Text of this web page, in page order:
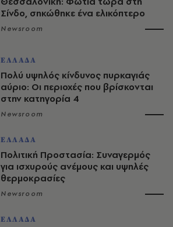
Σίνδο, σηκώθηκε ένα ελικόπτερο
Newsroom
ΕΛΛΑΔΑ
Πολύ υψηλός κίνδυνος πυρκαγιάς
αύριο: Οι περιοχές που βρίσκονται
στην κατηγορία 4
Newsroom
ΕΛΛΑΔΑ
Πολιτική Προστασία: Συναγερμός
για ισχυρούς ανέμους και υψηλές
θερμοκρασίες
Newsroom
ΕΛΛΑΔΑ